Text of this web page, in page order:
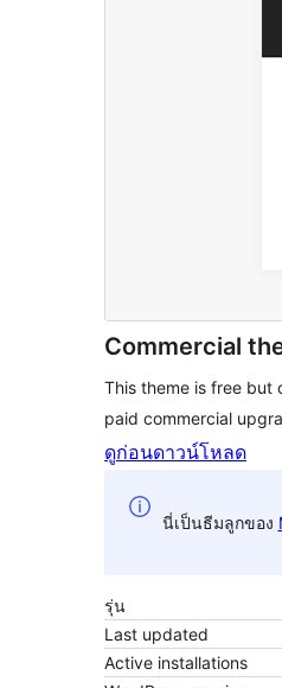
Commercial
This theme is free but
paid commercial
ดูก่อนดาวน์โหลด
นี่เป็นธีมลูกของ
รุ่น
Last updated
Active installations